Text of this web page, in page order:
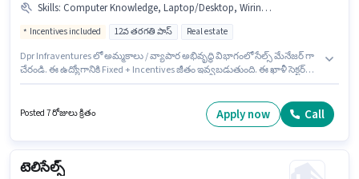
Skills: Computer Knowledge, Laptop/Desktop, Wiring, MS Excel, Aadhar Card, Internet Connection, Cold Calling, Bike, PAN Card, Lead Generation, Smartphone
Incentives included 12వ తరగతి పాస్ Real estate
Dpr Infraventures లో అమ్మకాలు / వ్యాపార అభివృద్ధి విభాగంలో సేల్స్ మేనేజర్ గా
చేరండి. ఈ ఉద్యోగానికి Fixed + Incentives జీతం ఇవ్వబడుతుంది. ఈ ఖాళీ సెక్టర్
ఉద్యోగానికి అభ్యర్థులు తప్పనిసరిగా 12వ తరగతి పాస్ డిగ్రీ/సర్టిఫికెట్ కలిగి ఉండాలి.
ఈ ఉద్యోగానికి అర్హత పొందేందుకు అభ్యర్థికి Cold Calling, Computer Knowledge,
Posted 7 రోజులు క్రితం Apply now Call
టెలిసేల్స్